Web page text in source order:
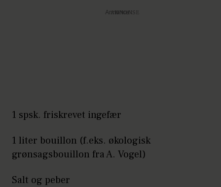
Annonce
1 spsk. friskrevet ingefær
1 liter bouillon (f.eks. økologisk
grønsagsbouillon fra A. Vogel)
Salt og peber